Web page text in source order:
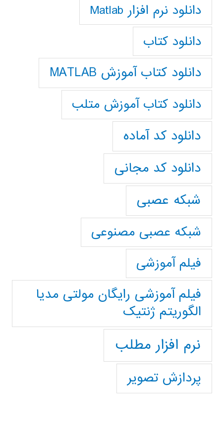
دانلود نرم افزار Matlab
دانلود کتاب
دانلود کتاب آموزش MATLAB
دانلود کتاب آموزش متلب
دانلود کد آماده
دانلود کد مجانی
شبکه عصبی
شبکه عصبی مصنوعی
فیلم آموزشی
فیلم آموزشی رایگان مولتی مدیا
الگوریتم ژنتیک
نرم افزار مطلب
پردازش تصویر